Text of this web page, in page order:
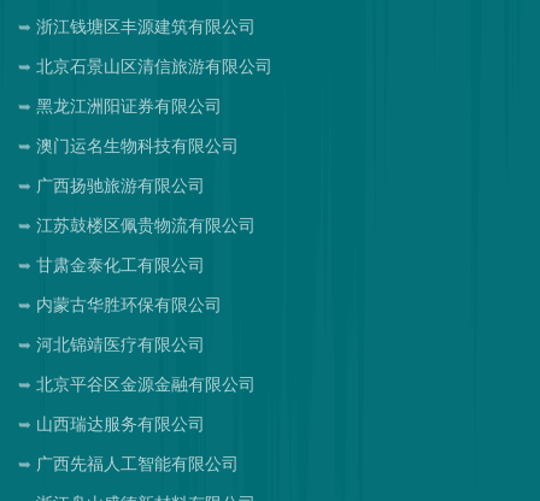
浙江钱塘区丰源建筑有限公司
北京石景山区清信旅游有限公司
黑龙江洲阳证券有限公司
澳门运名生物科技有限公司
广西扬驰旅游有限公司
江苏鼓楼区佩贵物流有限公司
甘肃金泰化工有限公司
内蒙古华胜环保有限公司
河北锦靖医疗有限公司
北京平谷区金源金融有限公司
山西瑞达服务有限公司
广西先福人工智能有限公司